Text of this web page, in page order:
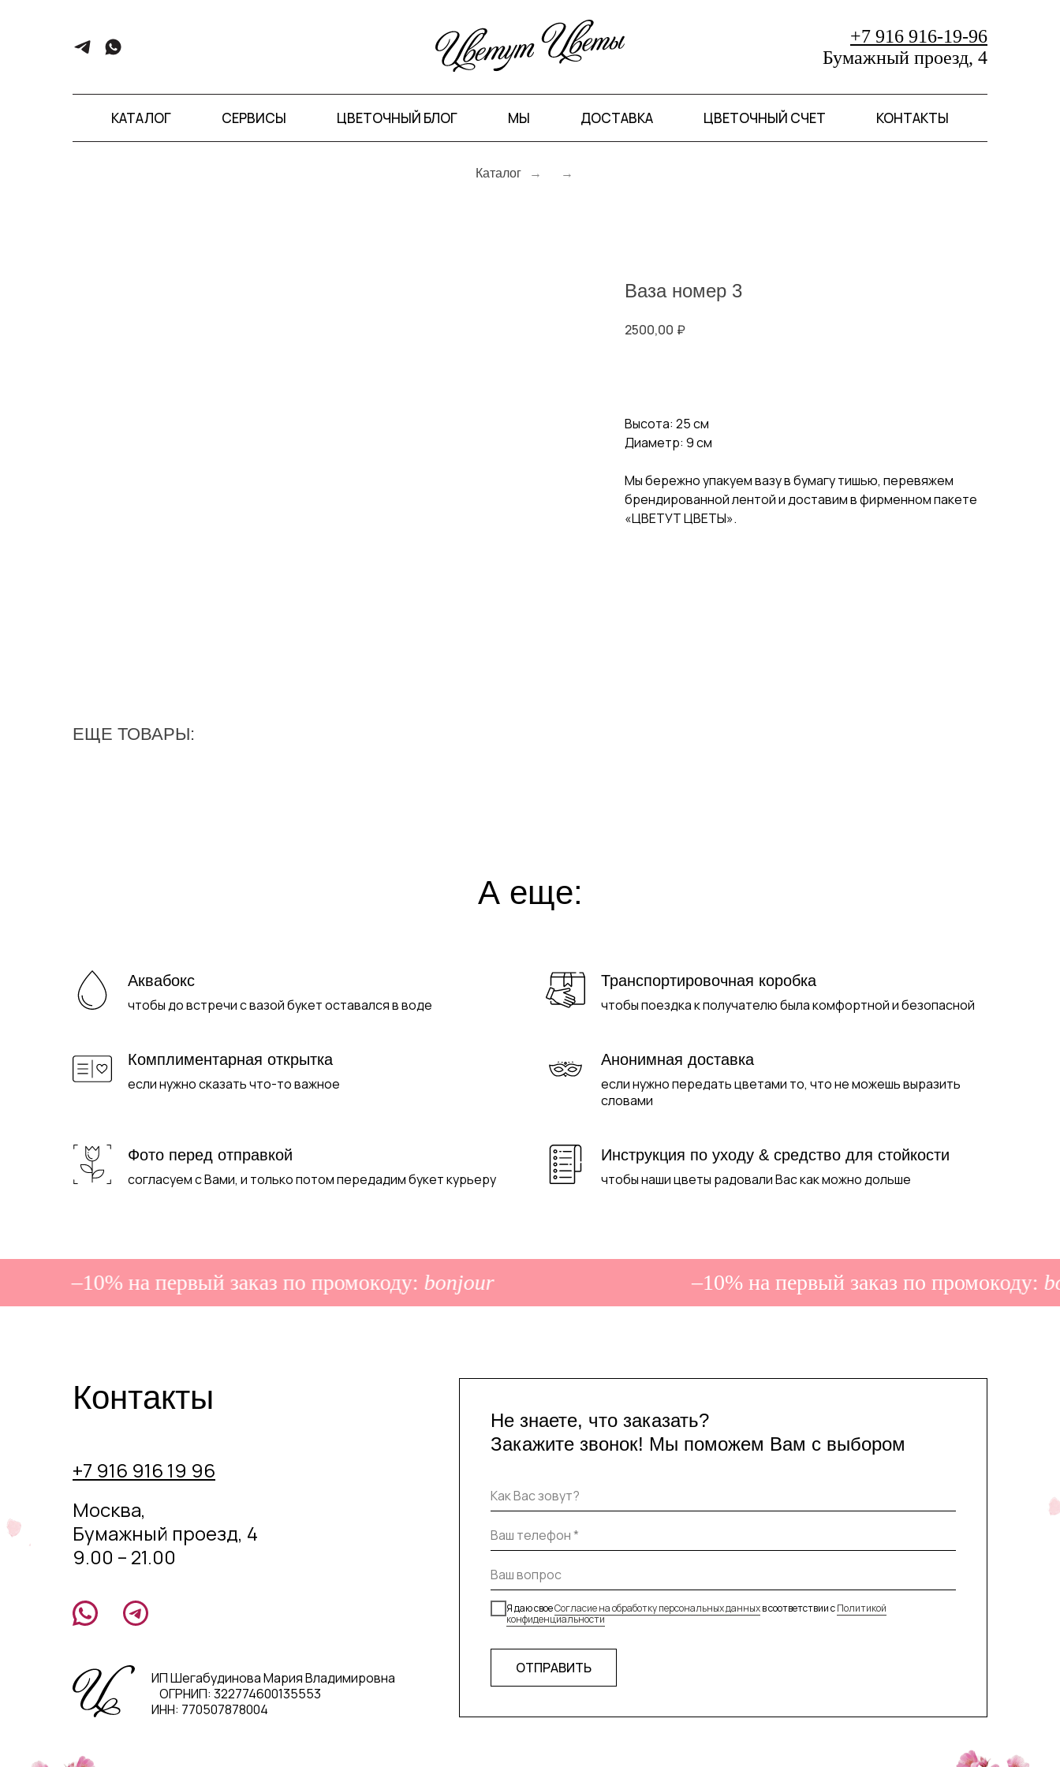
+7 916 916-19-96
Бумажный проезд, 4
КАТАЛОГ СЕРВИСЫ ЦВЕТОЧНЫЙ БЛОГ МЫ ДОСТАВКА ЦВЕТОЧНЫЙ СЧЕТ КОНТАКТЫ
Каталог → →
Ваза номер 3
2500,00 ₽
Высота: 25 см
Диаметр: 9 см
Мы бережно упакуем вазу в бумагу тишью, перевяжем
брендированной лентой и доставим в фирменном пакете
«ЦВЕТУТ ЦВЕТЫ».
ЕЩЕ ТОВАРЫ:
А еще:
Аквабокс
чтобы до встречи с вазой букет оставался в воде
Транспортировочная коробка
чтобы поездка к получателю была комфортной и безопасной
Комплиментарная открытка
если нужно сказать что-то важное
Анонимная доставка
если нужно передать цветами то, что не можешь выразить
словами
Фото перед отправкой
согласуем с Вами, и только потом передадим букет курьеру
Инструкция по уходу & средство для стойкости
чтобы наши цветы радовали Вас как можно дольше
–10% на первый заказ по промокоду:bonjour –10% на первый заказ по промокоду:
Я даю своеСогласие на обработку персональных данныхв соответствии сПолитикой
конфиденциальности
ОТПРАВИТЬ
Закажите звонок! Мы поможем Вам с выбором
Не знаете, что заказать?
ИП Шегабудинова Мария Владимировна
ОГРНИП: 322774600135553
ИНН: 770507878004
Москва,
Бумажный проезд, 4
9.00 – 21.00
+7 916 916 19 96
Контакты